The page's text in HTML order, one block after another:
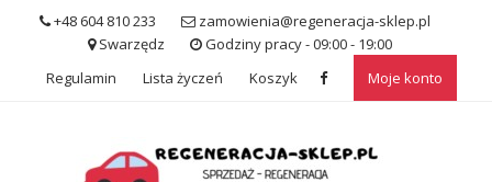
+48 604 810 233
zamowienia@regeneracja-sklep.pl
Swarzędz
Godziny pracy - 09:00 - 19:00
Regulamin
Lista życzeń Koszyk Moje konto